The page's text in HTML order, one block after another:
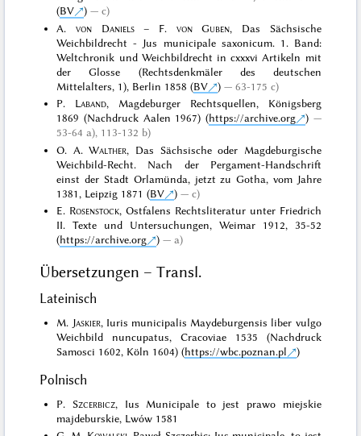
(BV )
c)
A. von Daniels– F. von Guben, Das Sächsische
Weichbildrecht - Jus municipale saxonicum. 1. Band:
Weltchronik und Weichbildrecht in cxxxvi Artikeln mit
der Glosse (Rechtsdenkmäler des deutschen
Mittelalters, 1), Berlin 1858 (BV )
63-175 c)
P. Laband, Magdeburger Rechtsquellen, Königsberg
1869 (Nachdruck Aalen 1967) (https://archive.org
)
53-64 a), 113-132 b)
O. A.Walther, Das Sächsische oder Magdeburgische
Weichbild-Recht. Nach der Pergament-Handschrift
einst der Stadt Orlamünda, jetzt zu Gotha, vom Jahre
1381, Leipzig 1871 (BV )
c)
E. Rosenstock, Ostfalens Rechtsliteratur unter Friedrich
II. Texte und Untersuchungen, Weimar 1912, 35-52
(https://archive.org ) a)
Übersetzungen – Transl.
Lateinisch
M. Jaskier, Iuris municipalis Maydeburgensis liber vulgo
Weichbild nuncupatus, Cracoviae 1535 (Nachdruck
Samosci 1602, Köln 1604) (https://wbc.poznan.pl )
Polnisch
P. Szcerbicz, Ius Municipale to jest prawo miejskie
majdeburskie, Lwów 1581